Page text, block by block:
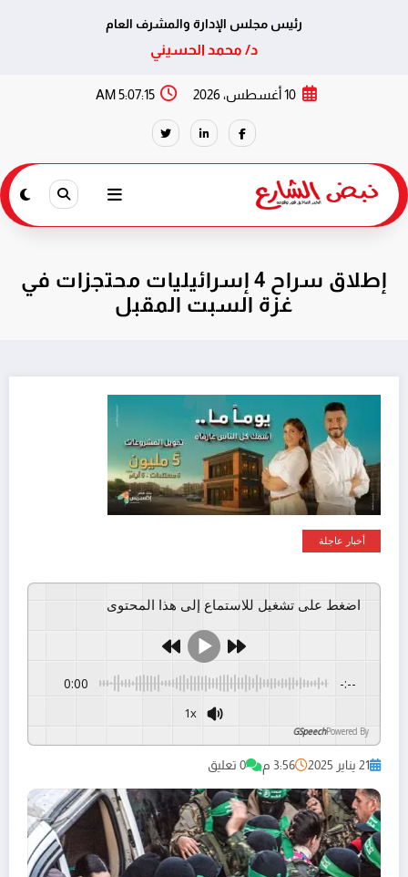
رئيس مجلس الإدارة والمشرف العام
د/ محمد الحسيني
10 أغسطس، 2026 5:07:15 AM
إطلاق سراح 4 إسرائيليات محتجزات في
غزة السبت المقبل
أخبار عاجلة
اضغط على تشغيل للاستماع إلى هذا المحتوى
0:00 -:--
1x
Powered By
GSpeech
21 يناير 2025 3:56 م 0 تعليق